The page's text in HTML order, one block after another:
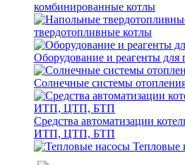
комбинированные котлы
твердотопливные котлы
Оборудование и реагенты
Солнечные системы
Средства автоматизации
ИТП, ЦТП, БТП
Тепловые